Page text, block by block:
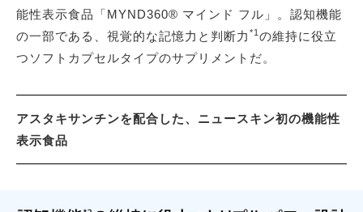
能性表示食品「MYND360® マインド フル」。認知機能
の一部である、視覚的な記憶力と判断力 *1 の維持に役立
つソフトカプセルタイプのサプリメントだ。
アスタキサンチンを配合した、ニュースキン初の機能性
表示食品